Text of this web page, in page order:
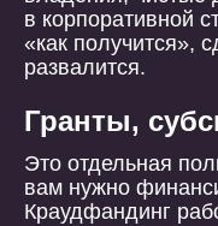
в корпоративной
«как получится»,
развалится.
Гранты,
Это отдельная
вам нужно
Краудфандинг